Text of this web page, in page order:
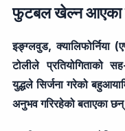
फुटबल खेल्न आएका
इङ्ग्लवुड, क्यालिफोर्निया
टोलीले प्रतियोगिताको
युद्धले सिर्जना गरेको
अनुभव गरिरहेको बताएका